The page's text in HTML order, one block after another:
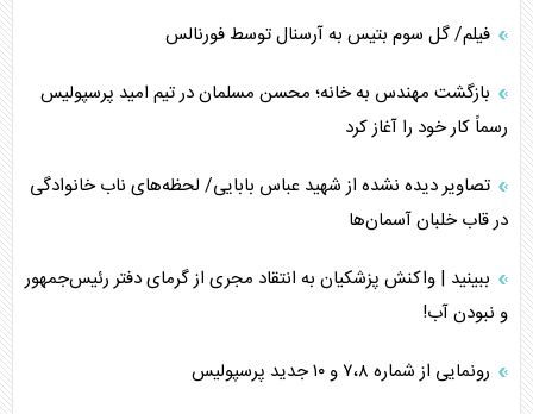
فیلم/ گل سوم بتیس به آرسنال توسط فورنالس
بازگشت مهندس به خانه؛ محسن مسلمان در تیم امید پرسپولیس
رسماً کار خود را آغاز کرد
تصاویر دیده نشده از شهید عباس بابایی/ لحظه‌های ناب خانوادگی
در قاب خلبان آسمان‌ها
ببینید | واکنش پزشکیان به انتقاد مجری از گرمای دفتر رئیس‌جمهور
و نبودن آب!
رونمایی از شماره ۷،۸ و ۱۰ جدید پرسپولیس